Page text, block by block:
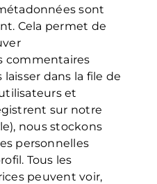
sont
Cela permet de
commentaires
dans la file de
et
sur notre
nous stockons
personnelles
Tous les
peuvent voir,